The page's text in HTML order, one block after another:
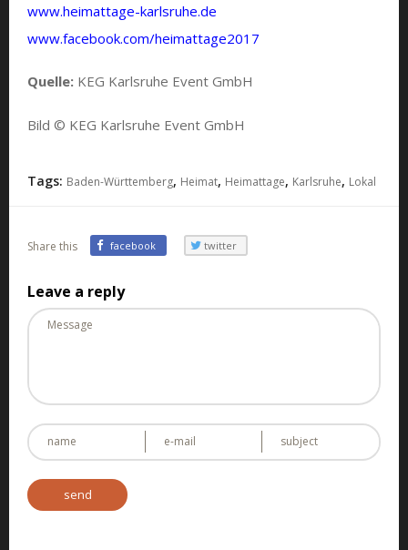
www.heimattage-karlsruhe.de
www.facebook.com/heimattage2017
Quelle: KEG Karlsruhe Event GmbH
Bild © KEG Karlsruhe Event GmbH
Tags: Baden-Württemberg, Heimat, Heimattage, Karlsruhe, Lokal
Share this facebook twitter
Leave a reply